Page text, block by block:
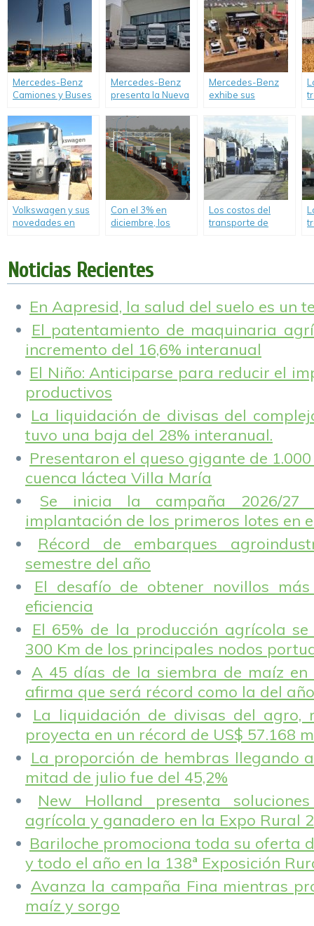
conductores a
distancia.
la cadena están
digitalizando la
logística
agroindustrial.
soja al Gran
Rosario en la
2021/22.
Mercedes-Benz
Camiones y Buses
Agroactiva con las
mejores
propuestas para el
campo.
Mercedes-Benz
presenta la Nueva
Camiones Accelo y
Atego de
producción
nacional, y con
nuevas versiones
del Actros forman
el porfolio 2025.
Mercedes-Benz
exhibe sus
Agroactiva 2025.
Volkswagen y sus
novedades en
Con el 3% en
diciembre, los
2020 tuvieron una
suba del 35%.
Los costos del
transporte de
Noticias Recientes
En Aapresid, la salud del suelo es un
El patentamiento de maquinaria
incremento del 16,6% interanual
El Niño: Anticiparse para reducir el
productivos
La liquidación de divisas del
tuvo una baja del 28% interanual.
Presentaron el queso gigante de
cuenca láctea Villa María
Se inicia la campaña 2026/
implantación de los primeros lotes en
Récord de embarques
semestre del año
El desafío de obtener novillos
eficiencia
El 65% de la producción agrícola
300 Km de los principales nodos
A 45 días de la siembra de maíz en
afirma que será récord como la del
La liquidación de divisas del agro,
proyecta en un récord de US$ 57.168
La proporción de hembras llegando
mitad de julio fue del 45,2%
New Holland presenta
agrícola y ganadero en la Expo Rural
Bariloche promociona toda su oferta
y todo el año en la 138ª Exposición
Avanza la campaña Fina mientras
maíz y sorgo